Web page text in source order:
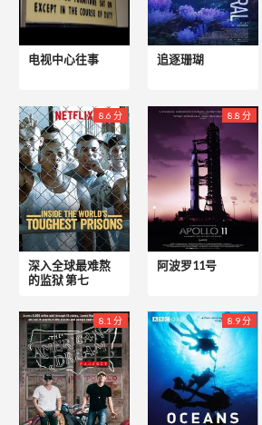
电视中心往事 追逐珊瑚
8.6 分
深入全球最难熬
的监狱 第七
8.8 分
阿波罗11号
8.1 分 8.9 分